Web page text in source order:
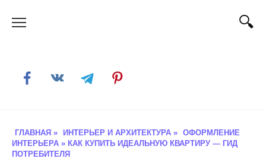
ГЛАВНАЯ » ИНТЕРЬЕР И АРХИТЕКТУРА »
ОФОРМЛЕНИЕ
ИНТЕРЬЕРА » КАК КУПИТЬ ИДЕАЛЬНУЮ КВАРТИРУ — ГИД
ПОТРЕБИТЕЛЯ